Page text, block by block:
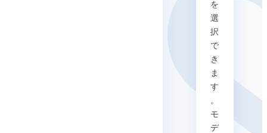
を
選
択
で
き
ま
す
。
モ
デ